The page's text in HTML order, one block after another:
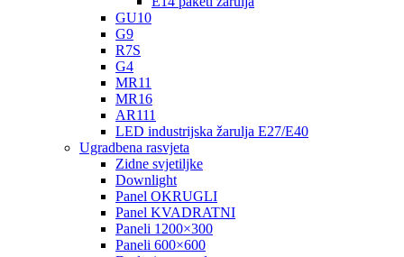
GU10
G9
R7S
G4
MR11
MR16
AR111
LED industrijska žarulja E27/E40
Ugradbena rasvjeta
Zidne svjetiljke
Downlight
Panel OKRUGLI
Panel KVADRATNI
Paneli 1200×300
Paneli 600×600